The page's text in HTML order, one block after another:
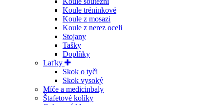
Koule tréninkové
Koule z mosazi
Koule z nerez oceli
Stojany
Tašky
Doplňky
Laťky
Skok o tyči
Skok vysoký
Míče a medicinbaly
Štafetové kolíky